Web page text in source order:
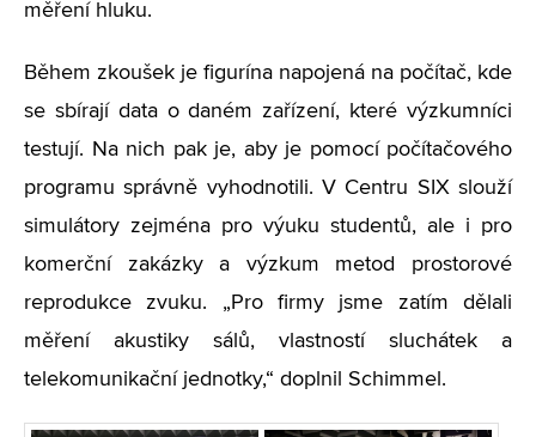
měření hluku.
Během zkoušek je figurína napojená na počítač, kde
se sbírají data o daném zařízení, které výzkumníci
testují. Na nich pak je, aby je pomocí počítačového
programu správně vyhodnotili. V Centru SIX slouží
simulátory zejména pro výuku studentů, ale i pro
komerční zakázky a výzkum metod prostorové
reprodukce zvuku. „Pro firmy jsme zatím dělali
měření akustiky sálů, vlastností sluchátek a
telekomunikační jednotky,“ doplnil Schimmel.